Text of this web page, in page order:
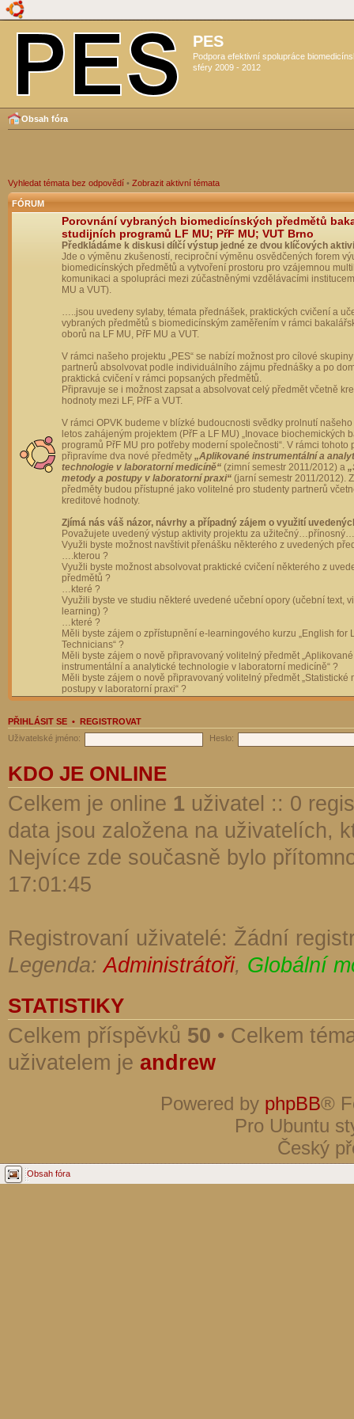
PES
Podpora efektivní spolupráce
sféry 2009 - 2012
Obsah fóra
Vyhledat témata bez odpovědí • Zobrazit aktivní témata
FÓRUM
Porovnání vybraných biomedicínských předmětů
studijních programů LF MU; PřF MU; VUT Brno
Předkládáme k diskusi dílčí výstup jedné ze dvou klíčových
Jde o výměnu zkušeností, reciproční výměnu osvědčených forem
biomedicínských předmětů a vytvoření prostoru pro vzájemnou
komunikaci a spolupráci mezi zúčastněnými vzdělávacími
MU a VUT).
…..jsou uvedeny sylaby, témata přednášek, praktických cvičení a
vybraných předmětů s biomedicínským zaměřením v rámci
oborů na LF MU, PřF MU a VUT.
V rámci našeho projektu „PES“ se nabízí možnost pro cílové
partnerů absolvovat podle individuálního zájmu přednášky a po
praktická cvičení v rámci popsaných předmětů.
Připravuje se i možnost zapsat a absolvovat celý předmět včetně
hodnoty mezi LF, PřF a VUT.
V rámci OPVK budeme v blízké budoucnosti svědky prolnutí
letos zahájeným projektem (PřF a LF MU) „Inovace biochemických
programů PřF MU pro potřeby moderní společnosti“. V rámci tohoto
připravíme dva nové předměty „Aplikované instrumentální a
technologie v laboratorní medicíně“ (zimní semestr 2011/2012) a
metody a postupy v laboratorní praxi“ (jarní semestr 2011/2012).
předměty budou přístupné jako volitelné pro studenty partnerů
kreditové hodnoty.
Zjímá nás váš názor, návrhy a případný zájem o využití
Považujete uvedený výstup aktivity projektu za
Využli byste možnost navštívit přenášku některého z uvedených
….kterou ?
Využli byste možnost absolvovat praktické cvičení některého z
předmětů ?
…které ?
Využili byste ve studiu některé uvedené učební opory (učební text,
learning) ?
…které ?
Měli byste zájem o zpřístupnění e-learningového kurzu „English for
Technicians“ ?
Měli byste zájem o nově připravovaný volitelný předmět „Aplikované
instrumentální a analytické technologie v laboratorní medicíně“ ?
Měli byste zájem o nově připravovaný volitelný předmět „Statistické
postupy v laboratorní praxi“ ?
PŘIHLÁSIT SE • REGISTROVAT
Uživatelské jméno:
Heslo:
KDO JE ONLINE
Celkem je online 1 uživatel :: 0
data jsou založena na uživatelích,
Nejvíce zde současně bylo
17:01:45
Registrovaní uživatelé: Žádní
Legenda:Administrátoři, Globální
STATISTIKY
Celkem příspěvků 50 • Celkem
uživatelem je andrew
Powered by phpBB®
Pro Ubuntu
Český
Obsah fóra